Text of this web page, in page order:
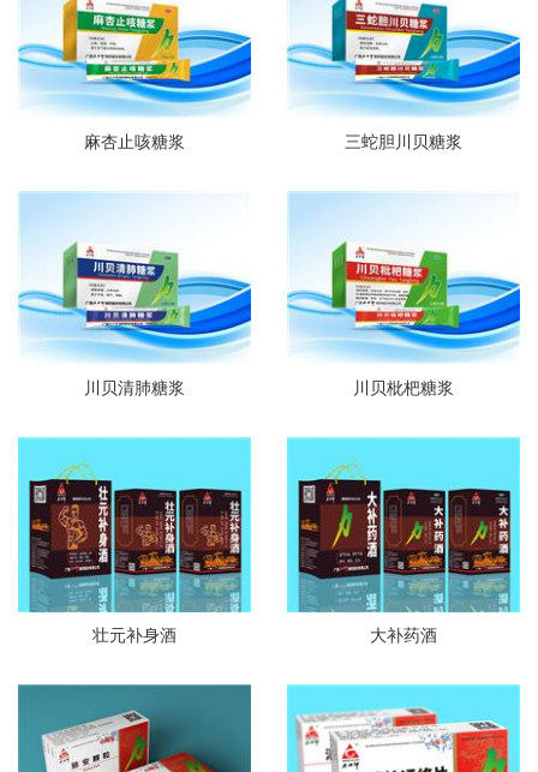
麻杏止咳糖浆 三蛇胆川贝糖浆
川贝清肺糖浆 川贝枇杷糖浆
壮元补身酒 大补药酒